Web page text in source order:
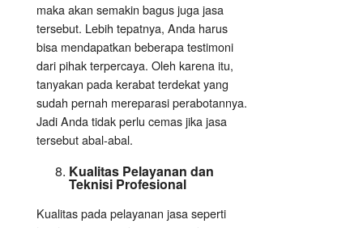
maka akan semakin bagus juga jasa
tersebut. Lebih tepatnya, Anda harus
bisa mendapatkan beberapa testimoni
dari pihak terpercaya. Oleh karena itu,
tanyakan pada kerabat terdekat yang
sudah pernah mereparasi perabotannya.
Jadi Anda tidak perlu cemas jika jasa
tersebut abal-abal.
Kualitas Pelayanan dan
Teknisi Profesional
Kualitas pada pelayanan jasa seperti